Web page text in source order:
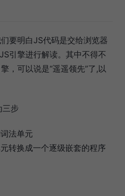
要明白JS代码是交给浏览器
引擎进行解读。其中不得不
，可以说是“遥遥领先”了,以
三步
法单元
转换成一个逐级嵌套的程序